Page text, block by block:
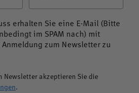
erhalten Sie eine E-Mail (Bitte
im SPAM nach) mit
zum Newsletter zu
Newsletter akzeptieren Sie die
.